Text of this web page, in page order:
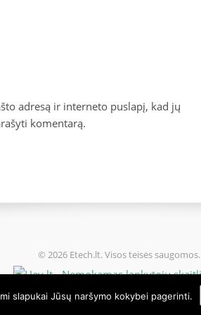
adresą ir interneto puslapį, kad jų
komentarą.
© 2026 Etech.lt. Visos teisės saugomos.
slapukai Jūsų naršymo kokybei pagerinti.